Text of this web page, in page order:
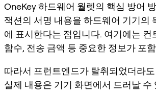
OneKey 하드웨어 월렛의 핵심 방어
잭션의 서명 내용을 하드웨어 기기의
에 표시한다는 점입니다. 여기에는 컨
함수, 전송 금액 등 중요한 정보가 포
따라서 프런트엔드가 탈취되었더라
실제 내용은 기기 화면에서 드러날 수